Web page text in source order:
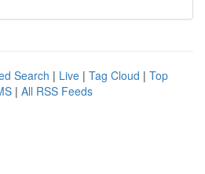
Search | Live | Tag Cloud | Top
| All RSS Feeds